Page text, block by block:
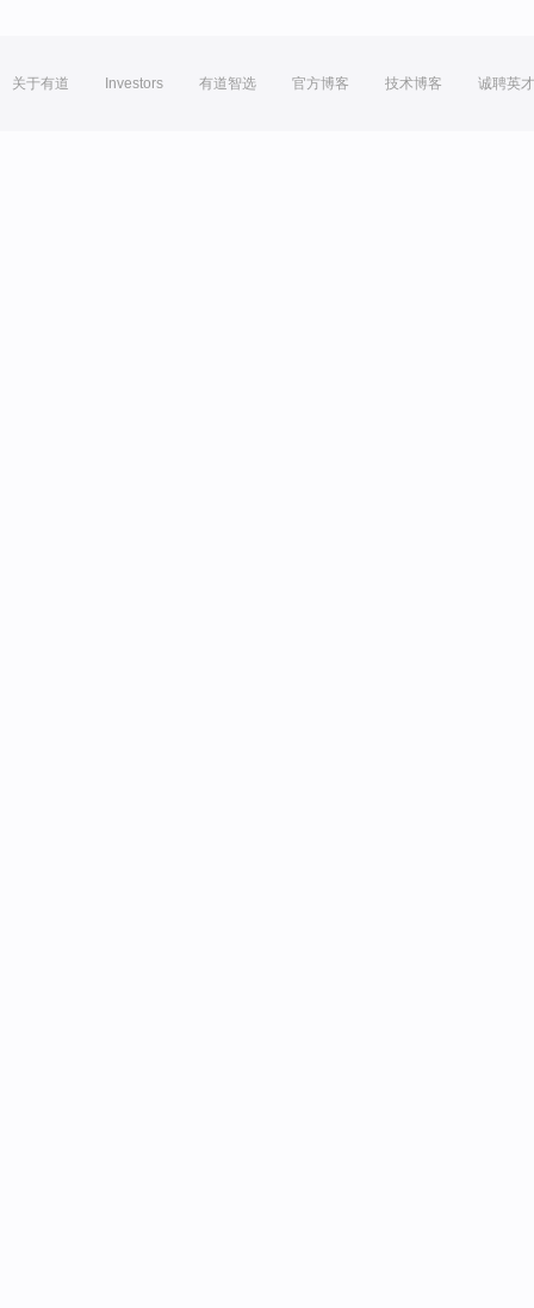
关于有道 Investors 有道智选 官方博客 技术博客 诚聘英才